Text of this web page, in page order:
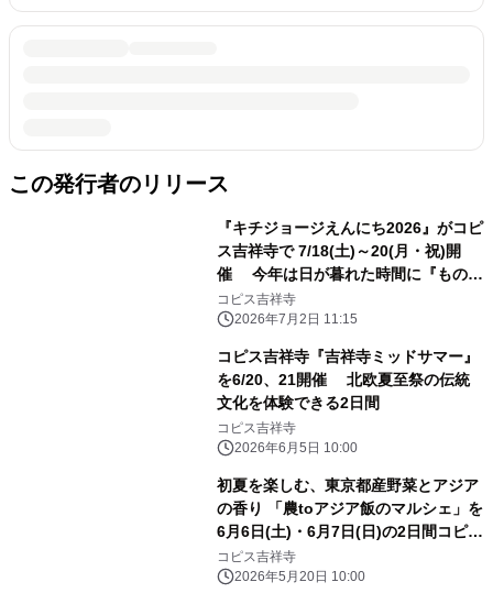
この発行者のリリース
『キチジョージえんにち2026』がコピ
ス吉祥寺で 7/18(土)～20(月・祝)開
催 今年は日が暮れた時間に『ものの
けきぶん』を楽しもう
コピス吉祥寺
2026年7月2日 11:15
コピス吉祥寺『吉祥寺ミッドサマー』
を6/20、21開催 北欧夏至祭の伝統
文化を体験できる2日間
コピス吉祥寺
2026年6月5日 10:00
初夏を楽しむ、東京都産野菜とアジア
の香り 「農toアジア飯のマルシェ」を
6月6日(土)・6月7日(日)の2日間コピス
吉祥寺で開催！
コピス吉祥寺
2026年5月20日 10:00